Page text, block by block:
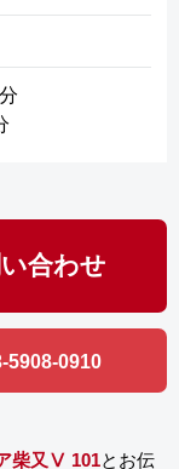
合わせ
5908-0910
柴又Ⅴ 101とお伝